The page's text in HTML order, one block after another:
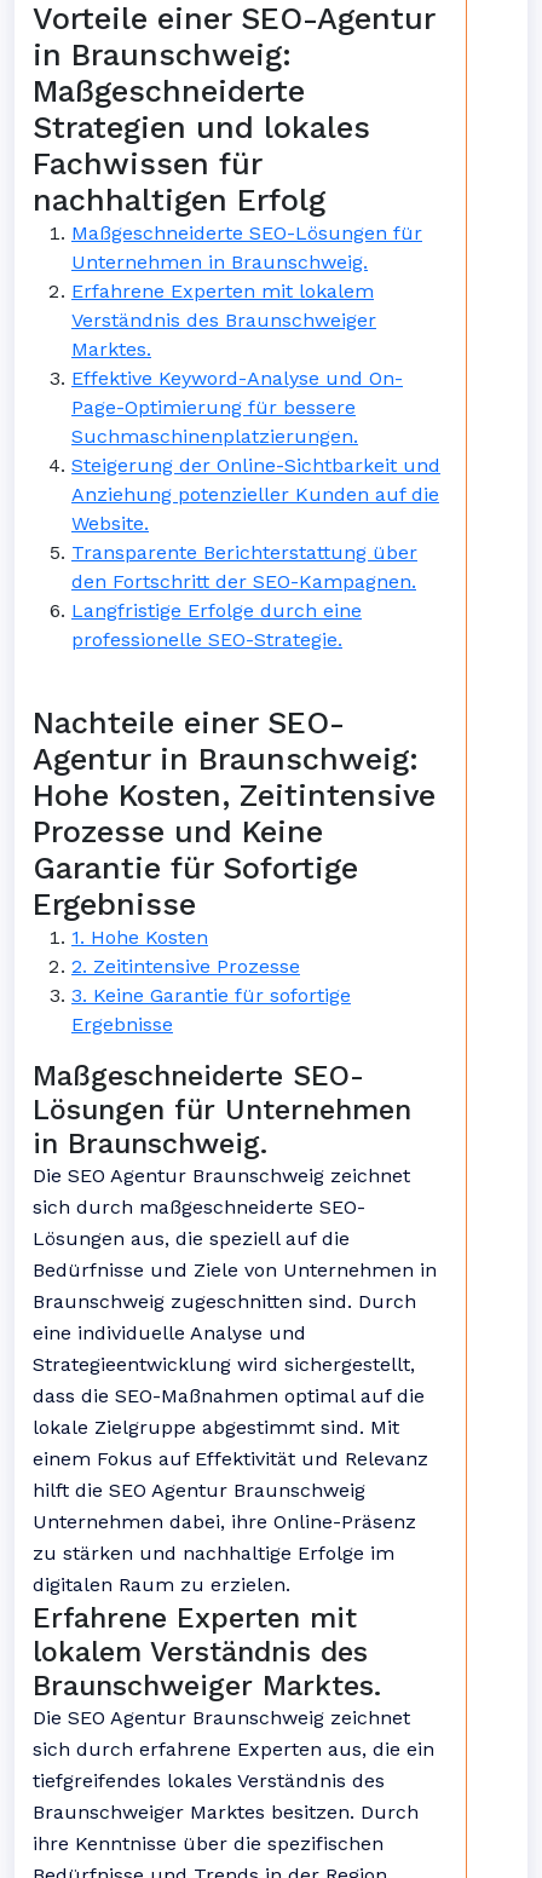
Vorteile einer SEO-Agentur
in Braunschweig:
Maßgeschneiderte
Strategien und lokales
Fachwissen für
nachhaltigen Erfolg
Maßgeschneiderte SEO-Lösungen für
Unternehmen in Braunschweig.
Erfahrene Experten mit lokalem
Verständnis des Braunschweiger
Marktes.
Effektive Keyword-Analyse und On-
Page-Optimierung für bessere
Suchmaschinenplatzierungen.
Steigerung der Online-Sichtbarkeit und
Anziehung potenzieller Kunden auf die
Website.
Transparente Berichterstattung über
den Fortschritt der SEO-Kampagnen.
Langfristige Erfolge durch eine
professionelle SEO-Strategie.
Nachteile einer SEO-
Agentur in Braunschweig:
Hohe Kosten, Zeitintensive
Prozesse und Keine
Garantie für Sofortige
Ergebnisse
1. Hohe Kosten
2. Zeitintensive Prozesse
3. Keine Garantie für sofortige
Ergebnisse
Maßgeschneiderte SEO-
Lösungen für Unternehmen
in Braunschweig.
Die SEO Agentur Braunschweig zeichnet
sich durch maßgeschneiderte SEO-
Lösungen aus, die speziell auf die
Bedürfnisse und Ziele von Unternehmen in
Braunschweig zugeschnitten sind. Durch
eine individuelle Analyse und
Strategieentwicklung wird sichergestellt,
dass die SEO-Maßnahmen optimal auf die
lokale Zielgruppe abgestimmt sind. Mit
einem Fokus auf Effektivität und Relevanz
hilft die SEO Agentur Braunschweig
Unternehmen dabei, ihre Online-Präsenz
zu stärken und nachhaltige Erfolge im
digitalen Raum zu erzielen.
Erfahrene Experten mit
lokalem Verständnis des
Braunschweiger Marktes.
Die SEO Agentur Braunschweig zeichnet
sich durch erfahrene Experten aus, die ein
tiefgreifendes lokales Verständnis des
Braunschweiger Marktes besitzen. Durch
ihre Kenntnisse über die spezifischen